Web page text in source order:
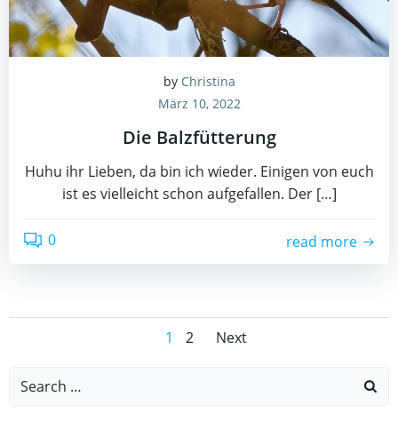
by Christina
März 10, 2022
Die Balzfütterung
Huhu ihr Lieben, da bin ich wieder. Einigen von euch
ist es vielleicht schon aufgefallen. Der […]
0 read more
Posts
Page
1 Page
2
Posts
navigation
Next
Search